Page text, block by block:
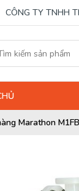
CÔNG TY TNHH
Marathon